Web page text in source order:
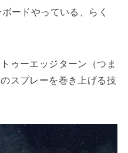
ードやっている、らく
ゥーエッジターン（つま
スプレーを巻き上げる技